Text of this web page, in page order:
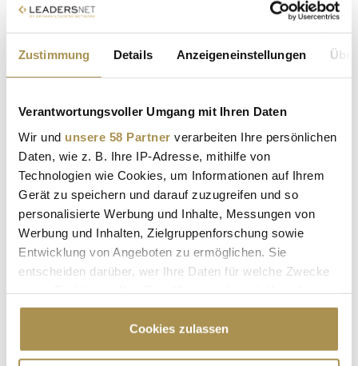
Zustimmung Details Anzeigeneinstellungen
Verantwortungsvoller Umgang mit Ihren Daten
Wir und unsere 58 Partner verarbeiten Ihre persönlichen
Daten, wie z. B. Ihre IP-Adresse, mithilfe von
Technologien wie Cookies, um Informationen auf Ihrem
Gerät zu speichern und darauf zuzugreifen und so
personalisierte Werbung und Inhalte, Messungen von
Werbung und Inhalten, Zielgruppenforschung sowie
Entwicklung von Angeboten zu ermöglichen. Sie
entscheiden darüber, wer Ihre Daten für welche Zwecke
Cookie-Erklärung oder durch Klicken auf das Privacy
Trigger Symbol ändern oder widerrufen
Cookies zulassen